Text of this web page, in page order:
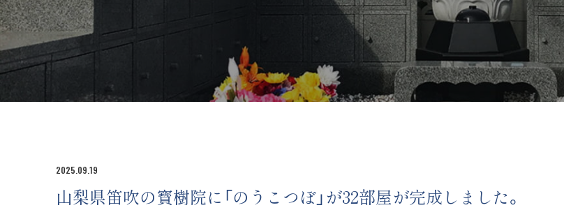
2025.09.19
山梨県笛吹の寳樹院に「のうこつぼ」が32部屋が完成しました。